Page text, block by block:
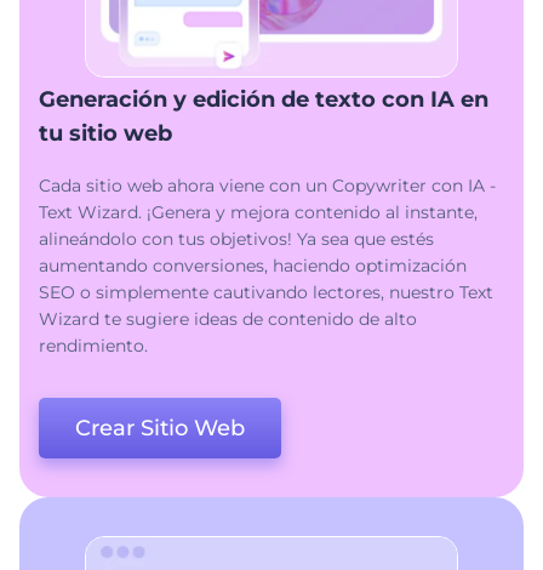
Generación y edición de texto con IA en
tu sitio web
Cada sitio web ahora viene con un Copywriter con IA -
Text Wizard. ¡Genera y mejora contenido al instante,
alineándolo con tus objetivos! Ya sea que estés
aumentando conversiones, haciendo optimización
SEO o simplemente cautivando lectores, nuestro Text
Wizard te sugiere ideas de contenido de alto
rendimiento.
Crear Sitio Web